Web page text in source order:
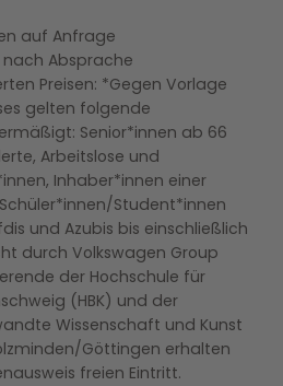
auf Anfrage
nach Absprache
Preisen: *Gegen Vorlage
gelten folgende
Senior*innen ab 66
Arbeitslose und
Inhaber*innen einer
Student*innen
und Azubis bis einschließlich
durch Volkswagen Group
der Hochschule für
(HBK) und der
Wissenschaft und Kunst
Göttingen erhalten
freien Eintritt.